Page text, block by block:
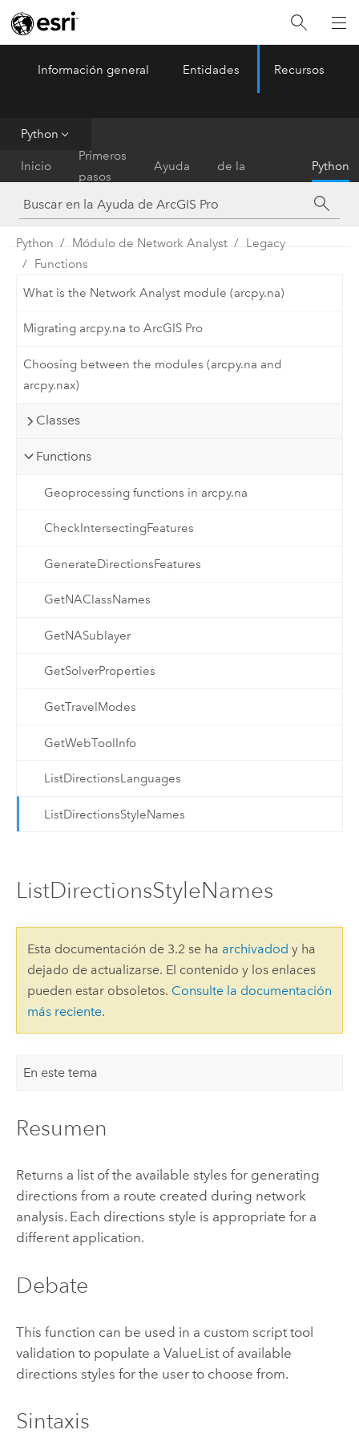
ArcGIS Pro Menu
Información general Entidades Recursos
Python
Inicio
Primeros
pasos
Ayuda
de la
herramienta
Python
Python Módulo de Network Analyst
Legacy
Functions
What is the Network Analyst module (arcpy.na)
Migrating arcpy.na to ArcGIS Pro
Choosing between the modules (arcpy.na and
arcpy.nax)
Classes
Functions
Geoprocessing functions in arcpy.na
CheckIntersectingFeatures
GenerateDirectionsFeatures
GetNAClassNames
GetNASublayer
GetSolverProperties
GetTravelModes
GetWebToolInfo
ListDirectionsLanguages
ListDirectionsStyleNames
ListDirectionsStyleNames
Esta documentación de 3.2 se ha archivadod y ha
dejado de actualizarse. El contenido y los enlaces
pueden estar obsoletos. Consulte la documentación
más reciente.
En este tema
Resumen
Returns a list of the available styles for generating
directions from a route created during network
analysis. Each directions style is appropriate for a
different application.
Debate
This function can be used in a custom script tool
validation to populate a ValueList of available
directions styles for the user to choose from.
Sintaxis